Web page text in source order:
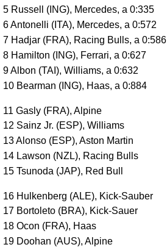
5 Russell (ING), Mercedes, a 0:335
6 Antonelli (ITA), Mercedes, a 0:572
7 Hadjar (FRA), Racing Bulls, a 0:586
8 Hamilton (ING), Ferrari, a 0:627
9 Albon (TAI), Williams, a 0:632
10 Bearman (ING), Haas, a 0:884
11 Gasly (FRA), Alpine
12 Sainz Jr. (ESP), Williams
13 Alonso (ESP), Aston Martin
14 Lawson (NZL), Racing Bulls
15 Tsunoda (JAP), Red Bull
16 Hulkenberg (ALE), Kick-Sauber
17 Bortoleto (BRA), Kick-Sauer
18 Ocon (FRA), Haas
19 Doohan (AUS), Alpine